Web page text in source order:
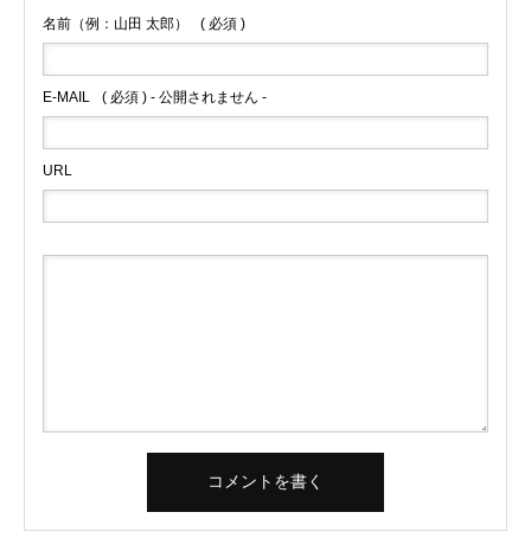
名前（例：山田 太郎） ( 必須 )
E-MAIL ( 必須 ) - 公開されません -
URL